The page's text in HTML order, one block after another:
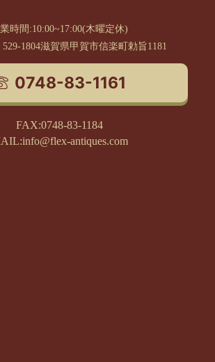
時間:10:00~17:00(木曜定休)
1804滋賀県甲賀市信楽町勅旨1181
0748-83-1161
FAX:0748-83-1184
antiques.com